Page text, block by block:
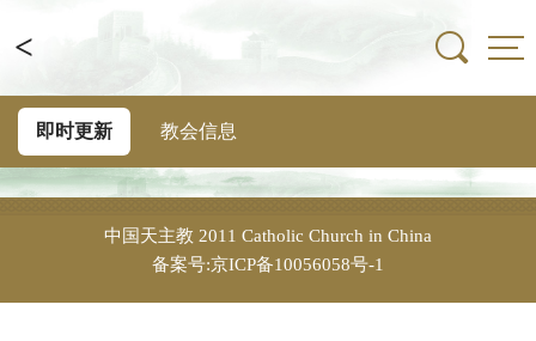
<
即时更新 教会信息
中国天主教 2011 Catholic Church in China
备案号:京ICP备10056058号-1